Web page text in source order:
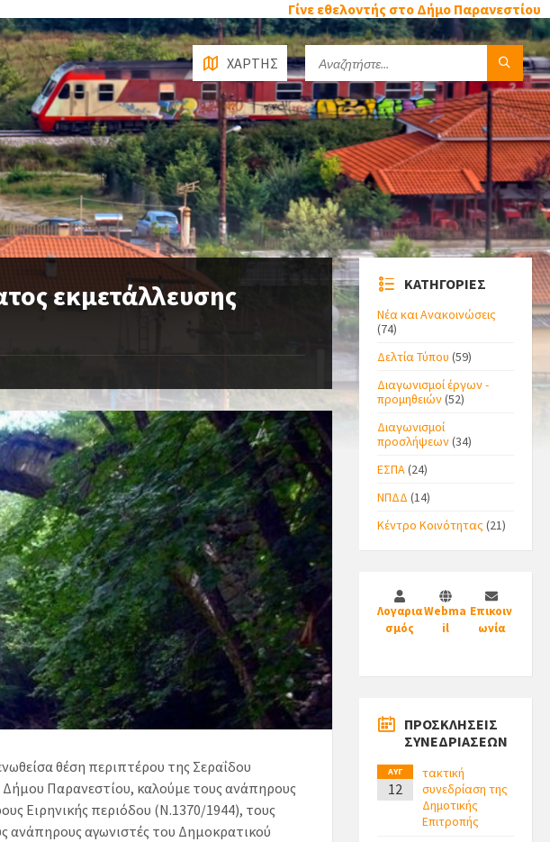
Γίνε εθελοντής στο Δήμο Παρανεστίου
ΧΑΡΤΗΣ
εκμετάλλευσης
θέση περιπτέρου της Σεραΐδου
Παρανεστίου, καλούμε τους ανάπηρους
Ειρηνικής περιόδου (Ν.1370/1944), τους
ανάπηρους αγωνιστές του Δημοκρατικού
ΚΑΤΗΓΟΡΙΕΣ
Νέα και Ανακοινώσεις
(74)
Δελτία Τύπου (59)
Διαγωνισμοί έργων -
προμηθειών(52)
Διαγωνισμοί
προσλήψεων(34)
ΕΣΠΑ(24)
ΝΠΔΔ (14)
Κέντρο Κοινότητας(21)
Λογαρια
σμός
Webma
il
Επικοιν
ωνία
ΠΡΟΣΚΛΗΣΕΙΣ
ΣΥΝΕΔΡΙΑΣΕΩΝ
ΑΥΓ
12
τακτική
συνεδρίαση της
Δημοτικής
Επιτροπής